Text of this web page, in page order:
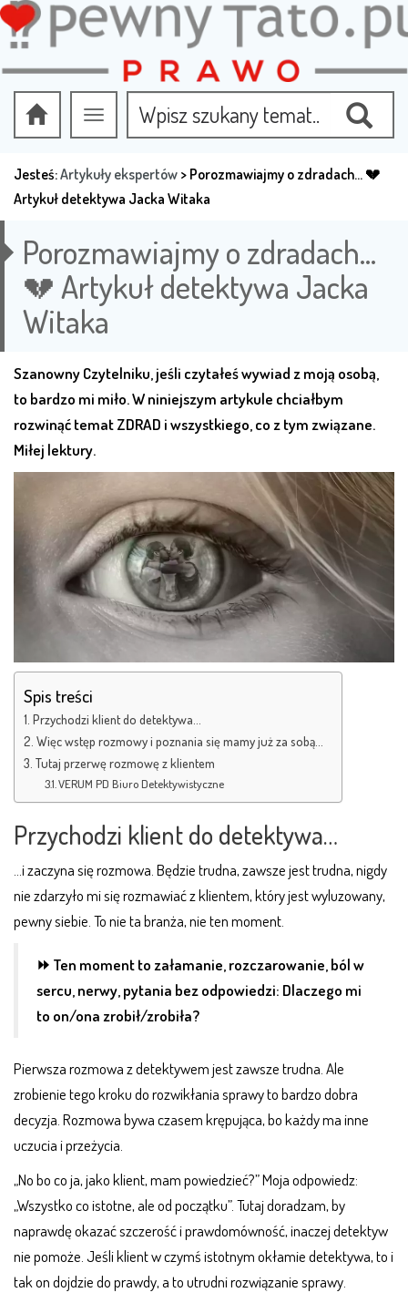
Przełącz
nawigację
Jesteś:Artykuły ekspertów > Porozmawiajmy o zdradach… 💔
Artykuł detektywa Jacka Witaka
Porozmawiajmy o zdradach…
💔 Artykuł detektywa Jacka
Witaka
Szanowny Czytelniku, jeśli czytałeś wywiad z moją osobą,
to bardzo mi miło. W niniejszym artykule chciałbym
rozwinąć temat ZDRAD i wszystkiego, co z tym związane.
Miłej lektury.
Spis treści
Przychodzi klient do detektywa…
Więc wstęp rozmowy i poznania się mamy już za sobą…
Tutaj przerwę rozmowę z klientem
VERUM PD Biuro Detektywistyczne
Przychodzi klient do detektywa…
…i zaczyna się rozmowa. Będzie trudna, zawsze jest trudna, nigdy
nie zdarzyło mi się rozmawiać z klientem, który jest wyluzowany,
pewny siebie. To nie ta branża, nie ten moment.
⏩ Ten moment to załamanie, rozczarowanie, ból w
sercu, nerwy, pytania bez odpowiedzi: Dlaczego mi
to on/ona zrobił/zrobiła?
Pierwsza rozmowa z detektywem jest zawsze trudna. Ale
zrobienie tego kroku do rozwikłania sprawy to bardzo dobra
decyzja. Rozmowa bywa czasem krępująca, bo każdy ma inne
uczucia i przeżycia.
„No bo co ja, jako klient, mam powiedzieć?” Moja odpowiedz:
„Wszystko co istotne, ale od początku”. Tutaj doradzam, by
naprawdę okazać szczerość i prawdomówność, inaczej detektyw
nie pomoże. Jeśli klient w czymś istotnym okłamie detektywa, to i
tak on dojdzie do prawdy, a to utrudni rozwiązanie sprawy.